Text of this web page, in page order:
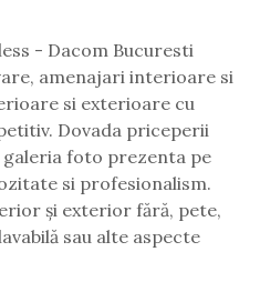
- Dacom Bucuresti
amenajari interioare si
si exterioare cu
Dovada priceperii
foto prezenta pe
si profesionalism.
și exterior fără, pete,
sau alte aspecte